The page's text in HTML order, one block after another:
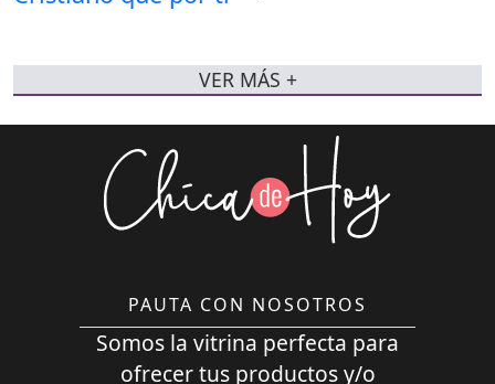
VER MÁS +
PAUTA CON NOSOTROS
Somos la vitrina perfecta para
ofrecer tus productos y/o